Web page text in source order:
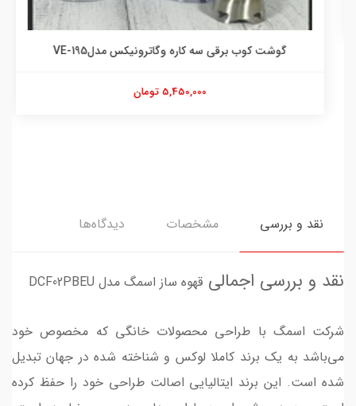
گوشت کوب برقی سه کاره وگاترونیکس مدلVE-195
5,450,000 تومان
نقد و بررسی مشخصات دیدگاه‌ها
نقد و بررسی اجمالی قهوه ساز اسمگ مدل DCF02PBEU
شرکت اسمگ با طراحی محصولات خانگی که مخصوص خود
می‌باشد به یک برند کاملا لوکس و شناخته شده در جهان تبدیل
شده است. این برند ایتالیایی اصالت طراحی خود را حفظ کرده